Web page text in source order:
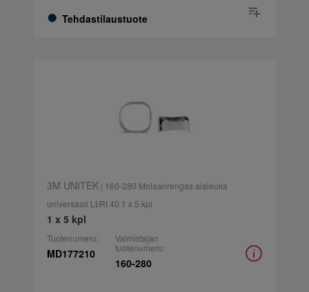
Tehdastilaustuote
3M UNITEK| 160-280 Molaarirengas alaleuka
universaali Lt/Rt 40 1 x 5 kpl
1 x 5 kpl
Tuotenumero:
MD177210
Valmistajan
tuotenumero:
160-280